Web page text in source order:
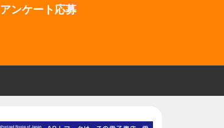
アンケート応募